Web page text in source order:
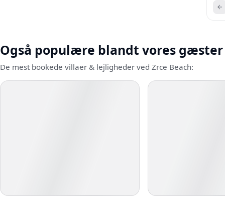
Også populære blandt vores gæster
De mest bookede villaer & lejligheder ved Zrce Beach: